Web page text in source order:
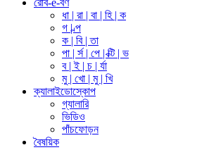
রোব-e-বর্ণ
ধা | রা | বা | হি | ক
গ | ল্প
ক | বি | তা
পা | র্স | পে | ক্টি | ভ
ব | ই | চ | র্যা
মু | খো | মু | খি
ক্যালাইডোস্কোপ
গ্যালারি
ভিডিও
পাঁচফোড়ন
বৈষয়িক